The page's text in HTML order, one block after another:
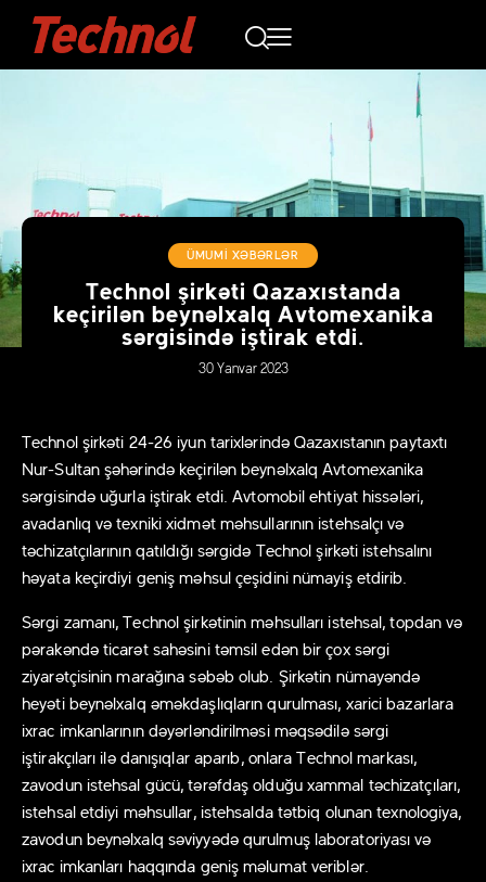
ÜMUMI XƏBƏRLƏR
Technol şirkəti Qazaxıstanda
keçirilən beynəlxalq Avtomexanika
sərgisində iştirak etdi.
30 Yanvar 2023
Technol şirkəti 24-26 iyun tarixlərində Qazaxıstanın paytaxtı
Nur-Sultan şəhərində keçirilən beynəlxalq Avtomexanika
sərgisində uğurla iştirak etdi. Avtomobil ehtiyat hissələri,
avadanlıq və texniki xidmət məhsullarının istehsalçı və
təchizatçılarının qatıldığı sərgidə Technol şirkəti istehsalını
həyata keçirdiyi geniş məhsul çeşidini nümayiş etdirib.
Sərgi zamanı, Technol şirkətinin məhsulları istehsal, topdan və
pərakəndə ticarət sahəsini təmsil edən bir çox sərgi
ziyarətçisinin marağına səbəb olub. Şirkətin nümayəndə
heyəti beynəlxalq əməkdaşlıqların qurulması, xarici bazarlara
ixrac imkanlarının dəyərləndirilməsi məqsədilə sərgi
iştirakçıları ilə danışıqlar aparıb, onlara Technol markası,
zavodun istehsal gücü, tərəfdaş olduğu xammal təchizatçıları,
istehsal etdiyi məhsullar, istehsalda tətbiq olunan texnologiya,
zavodun beynəlxalq səviyyədə qurulmuş laboratoriyası və
ixrac imkanları haqqında geniş məlumat veriblər.